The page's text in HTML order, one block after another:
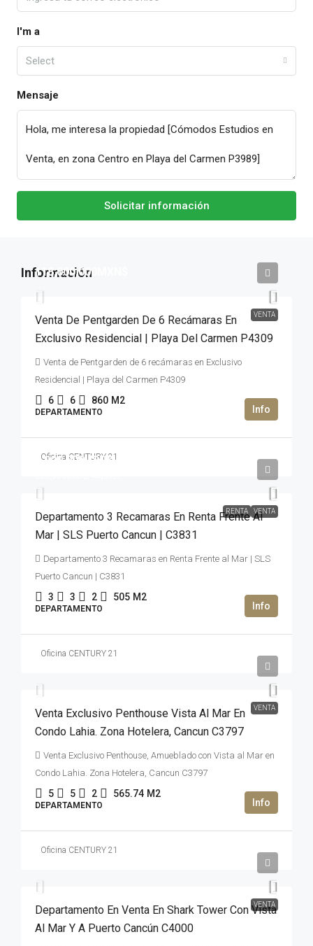
I'm a
Select
Mensaje
Solicitar información
VENTA
118,000,000MXN$
Venta De Pentgarden De 6 Recámaras En
Exclusivo Residencial | Playa Del Carmen P4309
Venta de Pentgarden de 6 recámaras en Exclusivo
Residencial | Playa del Carmen P4309
6 6 860 M2
DEPARTAMENTO
Oficina CENTURY 21
RENTA VENTA
3,000,000USD$
Departamento 3 Recamaras En Renta Frente Al
Mar | SLS Puerto Cancun | C3831
Departamento 3 Recamaras en Renta Frente al Mar | SLS
Puerto Cancun | C3831
3 3 2 505 M2
DEPARTAMENTO
Oficina CENTURY 21
VENTA
Venta Exclusivo Penthouse Vista Al Mar En
Condo Lahia. Zona Hotelera, Cancun C3797
Venta Exclusivo Penthouse, Amueblado con Vista al Mar en
Condo Lahia. Zona Hotelera, Cancun C3797
5 5 2 565.74 M2
DEPARTAMENTO
Oficina CENTURY 21
VENTA
Departamento En Venta En Shark Tower Con Vista
Al Mar Y A Puerto Cancún C4000